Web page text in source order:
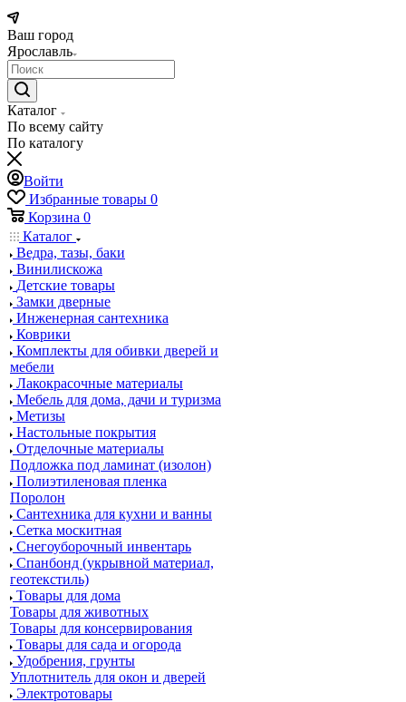
Ваш город
Ярославль
Каталог
По всему сайту
По каталогу
Войти
Избранные товары 0
Корзина 0
Каталог
Ведра, тазы, баки
Винилискожа
Детские товары
Замки дверные
Инженерная сантехника
Коврики
Комплекты для обивки дверей и
мебели
Лакокрасочные материалы
Мебель для дома, дачи и туризма
Метизы
Настольные покрытия
Отделочные материалы
Подложка под ламинат (изолон)
Полиэтиленовая пленка
Поролон
Сантехника для кухни и ванны
Сетка москитная
Снегоуборочный инвентарь
Спанбонд (укрывной материал,
геотекстиль)
Товары для дома
Товары для животных
Товары для консервирования
Товары для сада и огорода
Удобрения, грунты
Уплотнитель для окон и дверей
Электротовары